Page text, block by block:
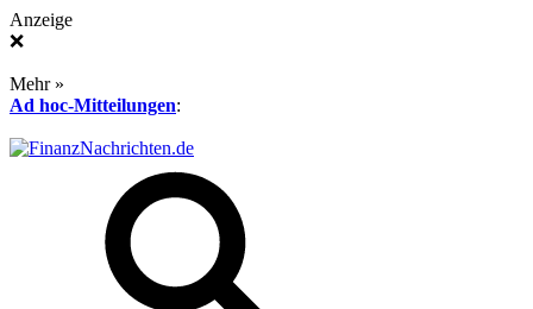
Anzeige
❌
Mehr »
Ad hoc-Mitteilungen: